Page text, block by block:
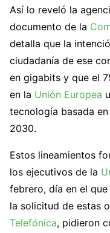
Así lo reveló la
documento de la
detalla que la
ciudadanía de ese
en gigabits y que el
en la Unión Europea
tecnología basada en
2030.
Estos lineamientos
los ejecutivos de la
febrero, día en el
la solicitud de estas
Telefónica, pidieron